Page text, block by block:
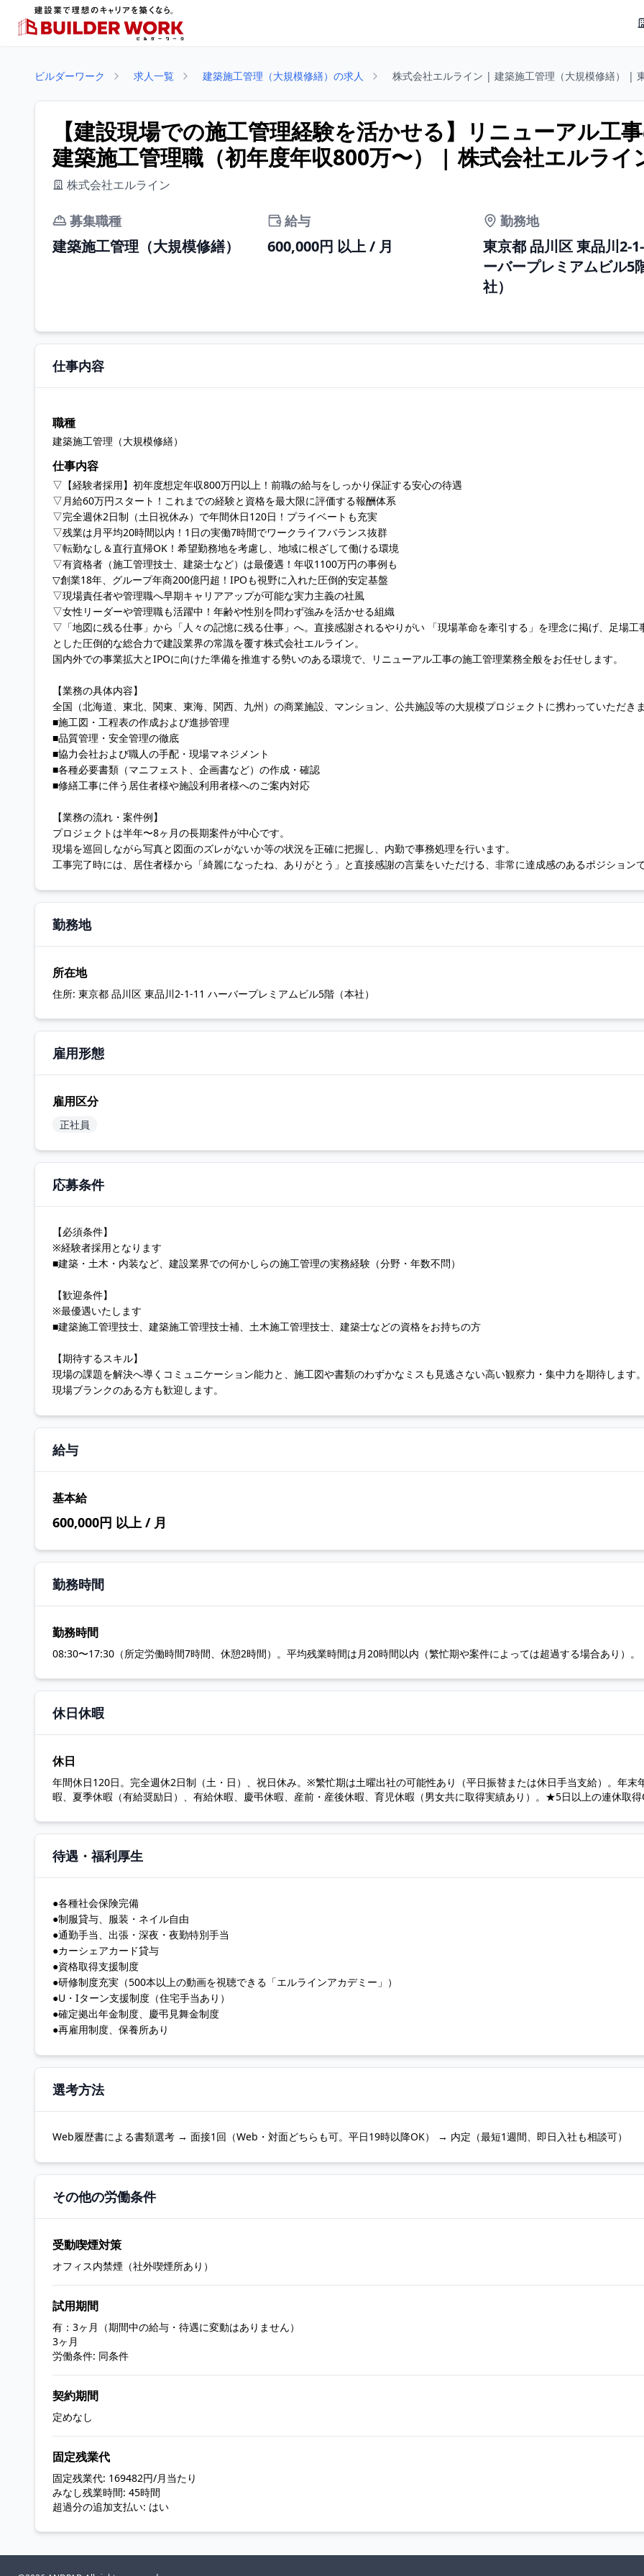
ビルダーワーク 求人一覧 建築施工管理（大規模修繕）の求人 株式会社エルライン | 建築施工管理（大規模修繕） |
【建設現場での施工管理経験を活かせる】リニューアル工
建築施工管理職（初年度年収800万〜） | 株式会社エルライ
株式会社エルライン
募集職種
建築施工管理（大規模修繕）
給与
600,000円 以上 / 月
勤務地
東京都 品川区 東品川2-
ーバープレミアムビル5
社）
仕事内容
職種
建築施工管理（大規模修繕）
仕事内容
▽【経験者採用】初年度想定年収800万円以上！前職の給与をしっかり保証する安心の待遇
▽月給60万円スタート！これまでの経験と資格を最大限に評価する報酬体系
▽完全週休2日制（土日祝休み）で年間休日120日！プライベートも充実
▽残業は月平均20時間以内！1日の実働7時間でワークライフバランス抜群
▽転勤なし＆直行直帰OK！希望勤務地を考慮し、地域に根ざして働ける環境
▽有資格者（施工管理技士、建築士など）は最優遇！年収1100万円の事例も
▽創業18年、グループ年商200億円超！IPOも視野に入れた圧倒的安定基盤
▽現場責任者や管理職へ早期キャリアアップが可能な実力主義の社風
▽女性リーダーや管理職も活躍中！年齢や性別を問わず強みを活かせる組織
▽「地図に残る仕事」から「人々の記憶に残る仕事」へ。直接感謝されるやりがい 「現場革命を牽引する」を理念に掲げ、足場工
とした圧倒的な総合力で建設業界の常識を覆す株式会社エルライン。
国内外での事業拡大とIPOに向けた準備を推進する勢いのある環境で、リニューアル工事の施工管理業務全般をお任せします。
【業務の具体内容】
全国（北海道、東北、関東、東海、関西、九州）の商業施設、マンション、公共施設等の大規模プロジェクトに携わっていただき
■施工図・工程表の作成および進捗管理
■品質管理・安全管理の徹底
■協力会社および職人の手配・現場マネジメント
■各種必要書類（マニフェスト、企画書など）の作成・確認
■修繕工事に伴う居住者様や施設利用者様へのご案内対応
【業務の流れ・案件例】
プロジェクトは半年〜8ヶ月の長期案件が中心です。
現場を巡回しながら写真と図面のズレがないか等の状況を正確に把握し、内勤で事務処理を行います。
工事完了時には、居住者様から「綺麗になったね、ありがとう」と直接感謝の言葉をいただける、非常に達成感のあるポジション
勤務地
所在地
住所: 東京都 品川区 東品川2-1-11 ハーバープレミアムビル5階（本社）
雇用形態
雇用区分
正社員
応募条件
【必須条件】
※経験者採用となります
■建築・土木・内装など、建設業界での何かしらの施工管理の実務経験（分野・年数不問）
【歓迎条件】
※最優遇いたします
■建築施工管理技士、建築施工管理技士補、土木施工管理技士、建築士などの資格をお持ちの方
【期待するスキル】
現場の課題を解決へ導くコミュニケーション能力と、施工図や書類のわずかなミスも見逃さない高い観察力・集中力を期待します
現場ブランクのある方も歓迎します。
給与
基本給
600,000円 以上 / 月
勤務時間
勤務時間
08:30〜17:30（所定労働時間7時間、休憩2時間）。平均残業時間は月20時間以内（繁忙期や案件によっては超過する場合あり）。
休日休暇
休日
年間休日120日。完全週休2日制（土・日）、祝日休み。※繁忙期は土曜出社の可能性あり（平日振替または休日手当支給）。年末
暇、夏季休暇（有給奨励日）、有給休暇、慶弔休暇、産前・産後休暇、育児休暇（男女共に取得実績あり）。★5日以上の連休取
待遇・福利厚生
●各種社会保険完備
●制服貸与、服装・ネイル自由
●通勤手当、出張・深夜・夜勤特別手当
●カーシェアカード貸与
●資格取得支援制度
●研修制度充実（500本以上の動画を視聴できる「エルラインアカデミー」）
●U・Iターン支援制度（住宅手当あり）
●確定拠出年金制度、慶弔見舞金制度
●再雇用制度、保養所あり
選考方法
Web履歴書による書類選考 → 面接1回（Web・対面どちらも可。平日19時以降OK） → 内定（最短1週間、即日入社も相談可）
その他の労働条件
受動喫煙対策
オフィス内禁煙（社外喫煙所あり）
試用期間
有：3ヶ月（期間中の給与・待遇に変動はありません）
3ヶ月
労働条件: 同条件
契約期間
定めなし
固定残業代
固定残業代: 169482円/月当たり
みなし残業時間: 45時間
超過分の追加支払い: はい